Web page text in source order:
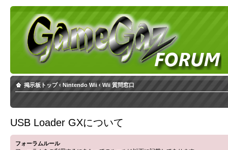
掲示板トップ ‹ Nintendo Wii ‹ Wii 質問窓口
USB Loader GXについて
フォーラムルール